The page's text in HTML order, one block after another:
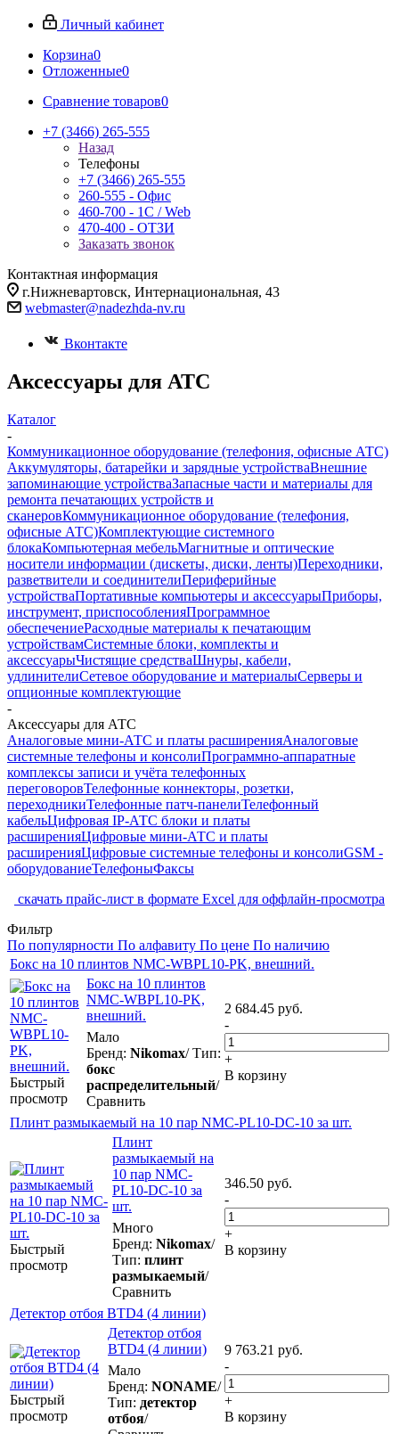
Личный кабинет
Корзина0
Отложенные0
Сравнение товаров0
+7 (3466) 265-555
Назад
Телефоны
+7 (3466) 265-555
260-555 - Офис
460-700 - 1C / Web
470-400 - ОТЗИ
Заказать звонок
Контактная информация
г.Нижневартовск, Интернациональная, 43
webmaster@nadezhda-nv.ru
Вконтакте
Аксессуары для АТС
Каталог
-
Коммуникационное оборудование (телефония, офисные АТС)
Аккумуляторы, батарейки и зарядные устройстваВнешние
запоминающие устройстваЗапасные части и материалы для
ремонта печатающих устройств и
сканеровКоммуникационное оборудование (телефония,
офисные АТС)Комплектующие системного
блокаКомпьютерная мебельМагнитные и оптические
носители информации (дискеты, диски, ленты)Переходники,
разветвители и соединителиПериферийные
устройстваПортативные компьютеры и аксессуарыПриборы,
инструмент, приспособленияПрограммное
обеспечениеРасходные материалы к печатающим
устройствамСистемные блоки, комплекты и
аксессуарыЧистящие средстваШнуры, кабели,
удлинителиСетевое оборудование и материалыСерверы и
опционные комплектующие
-
Аксессуары для АТС
Аналоговые мини-АТС и платы расширенияАналоговые
системные телефоны и консолиПрограммно-аппаратные
комплексы записи и учёта телефонных
переговоровТелефонные коннекторы, розетки,
переходникиТелефонные патч-панелиТелефонный
кабельЦифровая IP-АТС блоки и платы
расширенияЦифровые мини-АТС и платы
расширенияЦифровые системные телефоны и консолиGSM -
оборудованиеТелефоныФаксы
скачать прайс-лист в формате Excel для оффлайн-просмотра
Фильтр
По популярности По алфавиту По цене По наличию
Бокс на 10 плинтов NMC-WBPL10-PK, внешний.
Быстрый
просмотр
Бокс на 10 плинтов
NMC-WBPL10-PK,
внешний.
Мало
Бренд: Nikomax/ Тип:
бокс
распределительный/
Сравнить
2 684.45 руб.
-
+
В корзину
Плинт размыкаемый на 10 пар NMC-PL10-DC-10 за шт.
Быстрый
просмотр
Плинт
размыкаемый на
10 пар NMC-
PL10-DC-10 за
шт.
Много
Бренд: Nikomax/
Тип: плинт
размыкаемый/
Сравнить
346.50 руб.
-
+
В корзину
Детектор отбоя BTD4 (4 линии)
Быстрый
просмотр
Детектор отбоя
BTD4 (4 линии)
Мало
Бренд: NONAME/
Тип: детектор
отбоя/
9 763.21 руб.
-
+
В корзину